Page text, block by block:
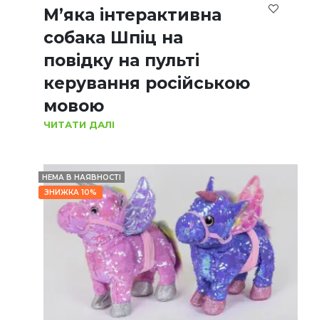
М’яка інтерактивна
собака Шпіц на
повідку на пульті
керування російською
мовою
ЧИТАТИ ДАЛІ
НЕМА В НАЯВНОСТІ
ЗНИЖКА 10%